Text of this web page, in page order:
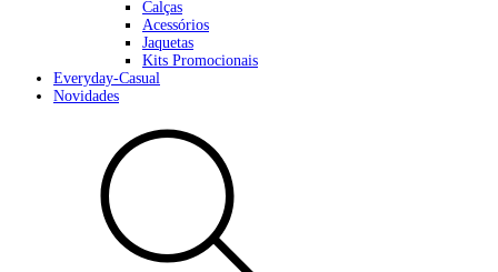
Calças
Acessórios
Jaquetas
Kits Promocionais
Everyday-Casual
Novidades